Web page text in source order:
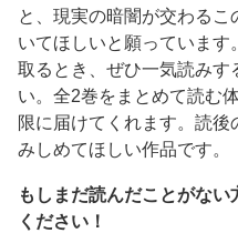
と、現実の暗闇が交わる
いてほしいと願っています
取るとき、ぜひ一気読みす
い。全2巻をまとめて読む
限に届けてくれます。読
みしめてほしい作品です。
もしまだ読んだことがな
ください！